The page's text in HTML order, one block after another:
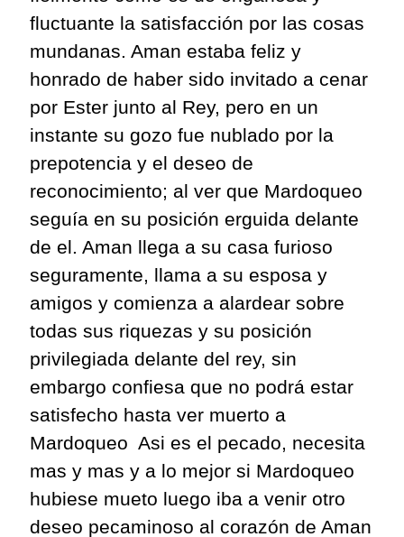
fluctuante la satisfacción por las cosas
mundanas. Aman estaba feliz y
honrado de haber sido invitado a cenar
por Ester junto al Rey, pero en un
instante su gozo fue nublado por la
prepotencia y el deseo de
reconocimiento; al ver que Mardoqueo
seguía en su posición erguida delante
de el. Aman llega a su casa furioso
seguramente, llama a su esposa y
amigos y comienza a alardear sobre
todas sus riquezas y su posición
privilegiada delante del rey, sin
embargo confiesa que no podrá estar
satisfecho hasta ver muerto a
Mardoqueo Asi es el pecado, necesita
mas y mas y a lo mejor si Mardoqueo
hubiese mueto luego iba a venir otro
deseo pecaminoso al corazón de Aman